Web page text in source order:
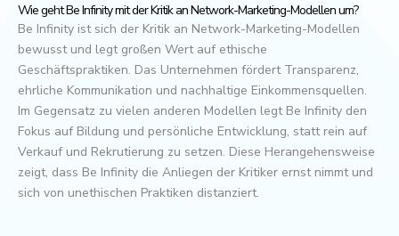
Wie geht Be Infinity mit der Kritik an Network-Marketing-Modellen um?
Be Infinity ist sich der Kritik an Network-Marketing-Modellen
bewusst und legt großen Wert auf ethische
Geschäftspraktiken. Das Unternehmen fördert Transparenz,
ehrliche Kommunikation und nachhaltige Einkommensquellen.
Im Gegensatz zu vielen anderen Modellen legt Be Infinity den
Fokus auf Bildung und persönliche Entwicklung, statt rein auf
Verkauf und Rekrutierung zu setzen. Diese Herangehensweise
zeigt, dass Be Infinity die Anliegen der Kritiker ernst nimmt und
sich von unethischen Praktiken distanziert.